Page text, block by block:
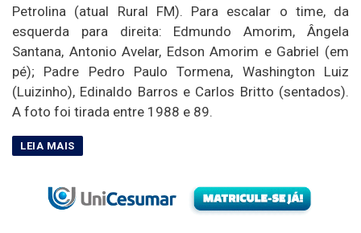
Petrolina (atual Rural FM). Para escalar o time, da
esquerda para direita: Edmundo Amorim, Ângela
Santana, Antonio Avelar, Edson Amorim e Gabriel (em
pé); Padre Pedro Paulo Tormena, Washington Luiz
(Luizinho), Edinaldo Barros e Carlos Britto (sentados).
A foto foi tirada entre 1988 e 89.